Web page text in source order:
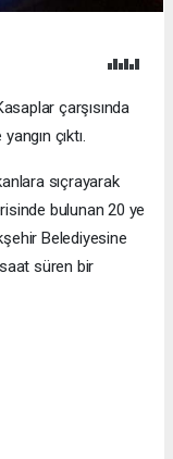
çarşısında
çıktı.
sıçrayarak
bulunan 20 ye
Belediyesine
süren bir